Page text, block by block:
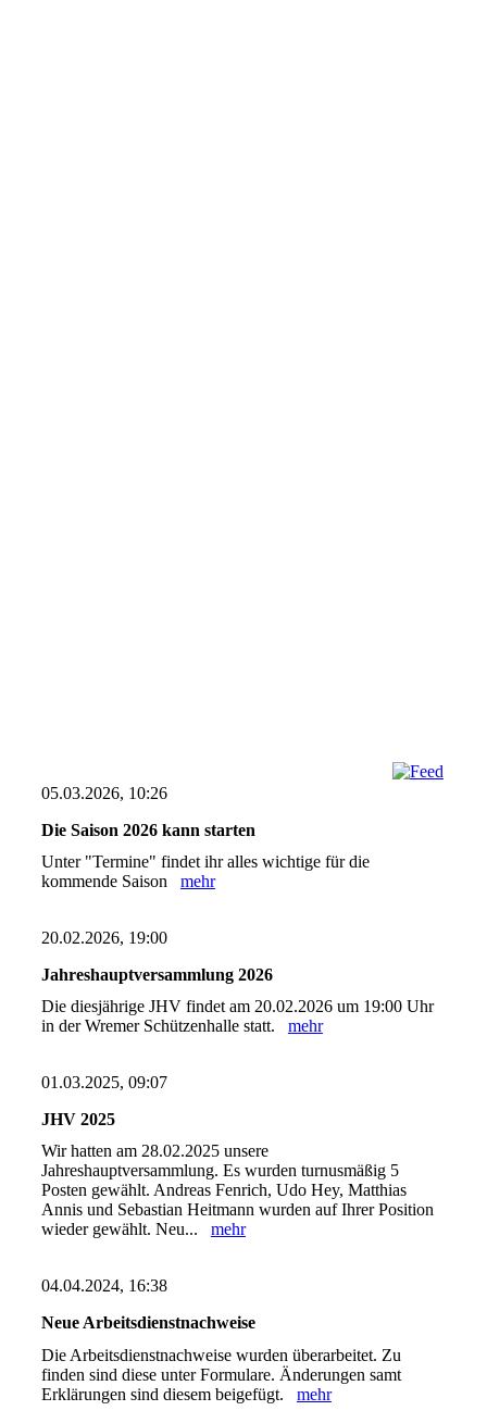
05.03.2026, 10:26
Die Saison 2026 kann starten
Unter "Termine" findet ihr alles wichtige für die
kommende Saison mehr
20.02.2026, 19:00
Jahreshauptversammlung 2026
Die diesjährige JHV findet am 20.02.2026 um 19:00 Uhr
in der Wremer Schützenhalle statt. mehr
01.03.2025, 09:07
JHV 2025
Wir hatten am 28.02.2025 unsere
Jahreshauptversammlung. Es wurden turnusmäßig 5
Posten gewählt. Andreas Fenrich, Udo Hey, Matthias
Annis und Sebastian Heitmann wurden auf Ihrer Position
wieder gewählt. Neu... mehr
04.04.2024, 16:38
Neue Arbeitsdienstnachweise
Die Arbeitsdienstnachweise wurden überarbeitet. Zu
finden sind diese unter Formulare. Änderungen samt
Erklärungen sind diesem beigefügt. mehr